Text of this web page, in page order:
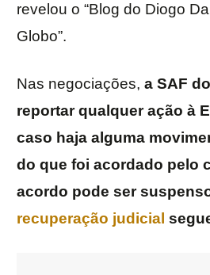
revelou o “Blog do Diogo
Globo”.
Nas negociações, a SAF
reportar qualquer ação à
caso haja alguma
do que foi acordado pelo
acordo pode ser
recuperação judicial